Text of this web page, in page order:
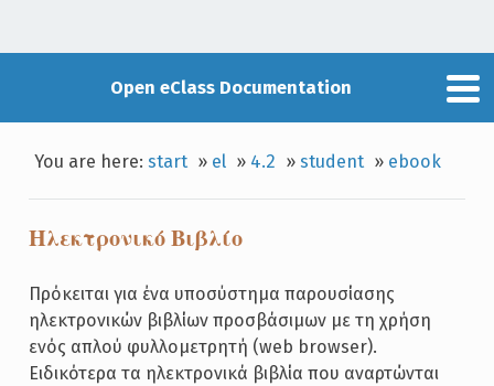
Open eClass Documentation
You are here:start » el » 4.2 »student » ebook
Ηλεκτρονικό Βιβλίο
Πρόκειται για ένα υποσύστημα παρουσίασης
ηλεκτρονικών βιβλίων προσβάσιμων με τη χρήση
ενός απλού φυλλομετρητή (web browser).
Ειδικότερα τα ηλεκτρονικά βιβλία που αναρτώνται